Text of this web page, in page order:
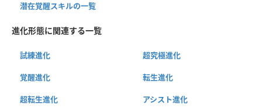
潜在覚醒スキルの一覧
進化形態に関連する一覧
試練進化 超究極進化
覚醒進化 転生進化
超転生進化 アシスト進化